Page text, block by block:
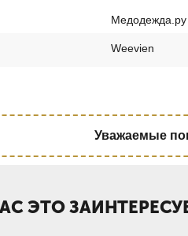
Медодежда.ру
Weevien
Уважаемые
ЭТО